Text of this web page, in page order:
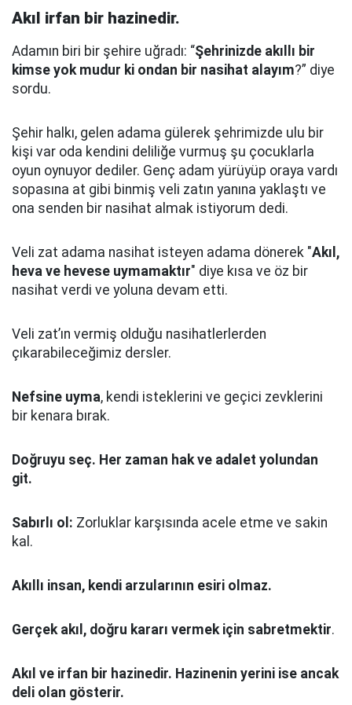
Akıl irfan bir hazinedir.
Adamın biri bir şehire uğradı: “Şehrinizde akıllı bir
kimse yok mudur ki ondan bir nasihat alayım?” diye
sordu.
Şehir halkı, gelen adama gülerek şehrimizde ulu bir
kişi var oda kendini deliliğe vurmuş şu çocuklarla
oyun oynuyor dediler. Genç adam yürüyüp oraya vardı
sopasına at gibi binmiş veli zatın yanına yaklaştı ve
ona senden bir nasihat almak istiyorum dedi.
Veli zat adama nasihat isteyen adama dönerek "Akıl,
heva ve hevese uymamaktır" diye kısa ve öz bir
nasihat verdi ve yoluna devam etti.
Veli zat’ın vermiş olduğu nasihatlerlerden
çıkarabileceğimiz dersler.
Nefsine uyma, kendi isteklerini ve geçici zevklerini
bir kenara bırak.
Doğruyu seç. Her zaman hak ve adalet yolundan
git.
Sabırlı ol: Zorluklar karşısında acele etme ve sakin
kal.
Akıllı insan, kendi arzularının esiri olmaz.
Gerçek akıl, doğru kararı vermek için sabretmektir.
Akıl ve irfan bir hazinedir. Hazinenin yerini ise ancak
deli olan gösterir.